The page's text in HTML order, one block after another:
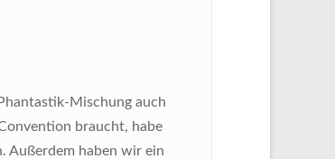
Mischung auch
braucht, habe
Außerdem haben wir ein